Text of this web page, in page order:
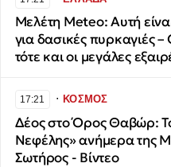
Μελέτη Meteo: Αυτή
για δασικές πυρκαγιές
τότε και οι μεγάλες
17:21 ∙ΚΟΣΜΟΣ
Δέος στο Όρος Θαβώρ:
Νεφέλης» ανήμερα της
Σωτήρος - Βίντεο